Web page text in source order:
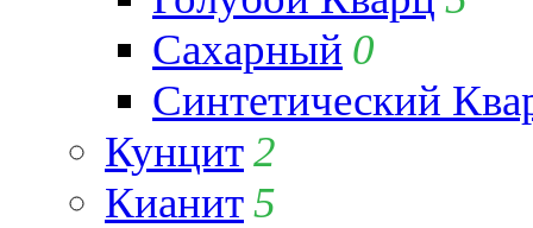
Сахарный 0
Синтетический
Кунцит2
Кианит5